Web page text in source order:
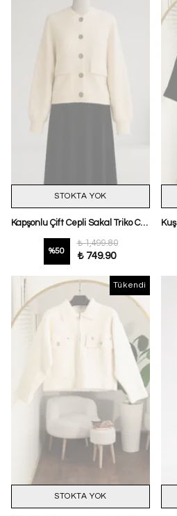
STOKTA YOK
Kapşonlu Çift Cepli Sakal Triko Ceket Ekru
%50
₺ 1,499.80
₺ 749.90
Tükendi
STOKTA YOK